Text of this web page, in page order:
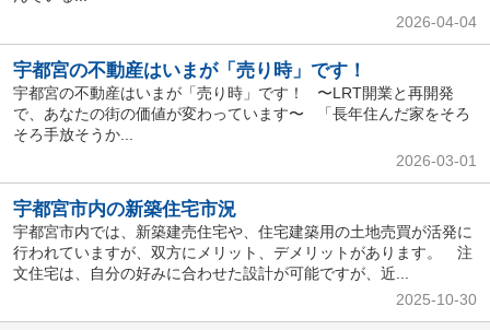
2026-04-04
宇都宮の不動産はいまが「売り時」です！
宇都宮の不動産はいまが「売り時」です！ 〜LRT開業と再開発
で、あなたの街の価値が変わっています〜 「長年住んだ家をそろ
そろ手放そうか...
2026-03-01
宇都宮市内の新築住宅市況
宇都宮市内では、新築建売住宅や、住宅建築用の土地売買が活発に
行われていますが、双方にメリット、デメリットがあります。 注
文住宅は、自分の好みに合わせた設計が可能ですが、近...
2025-10-30